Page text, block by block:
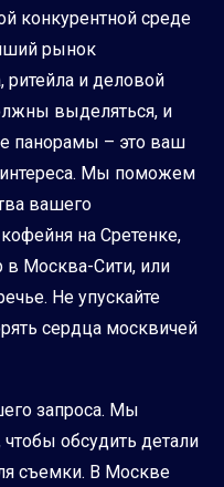
конкурентной среде
рынок
ритейла и деловой
выделяться, и
панорамы – это ваш
Мы поможем
вашего
на Сретенке,
в Москва-Сити, или
Не упускайте
сердца москвичей
запроса. Мы
обсудить детали
съемки. В Москве